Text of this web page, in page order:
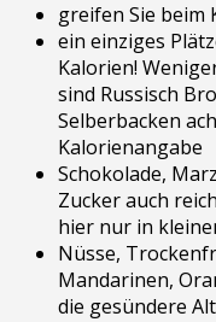
greifen Sie beim
ein einziges
Kalorien!
sind Russisch
Selberbacken
Kalorienangabe
Schokolade,
Zucker auch
hier nur in
Nüsse,
Mandarinen,
die gesündere